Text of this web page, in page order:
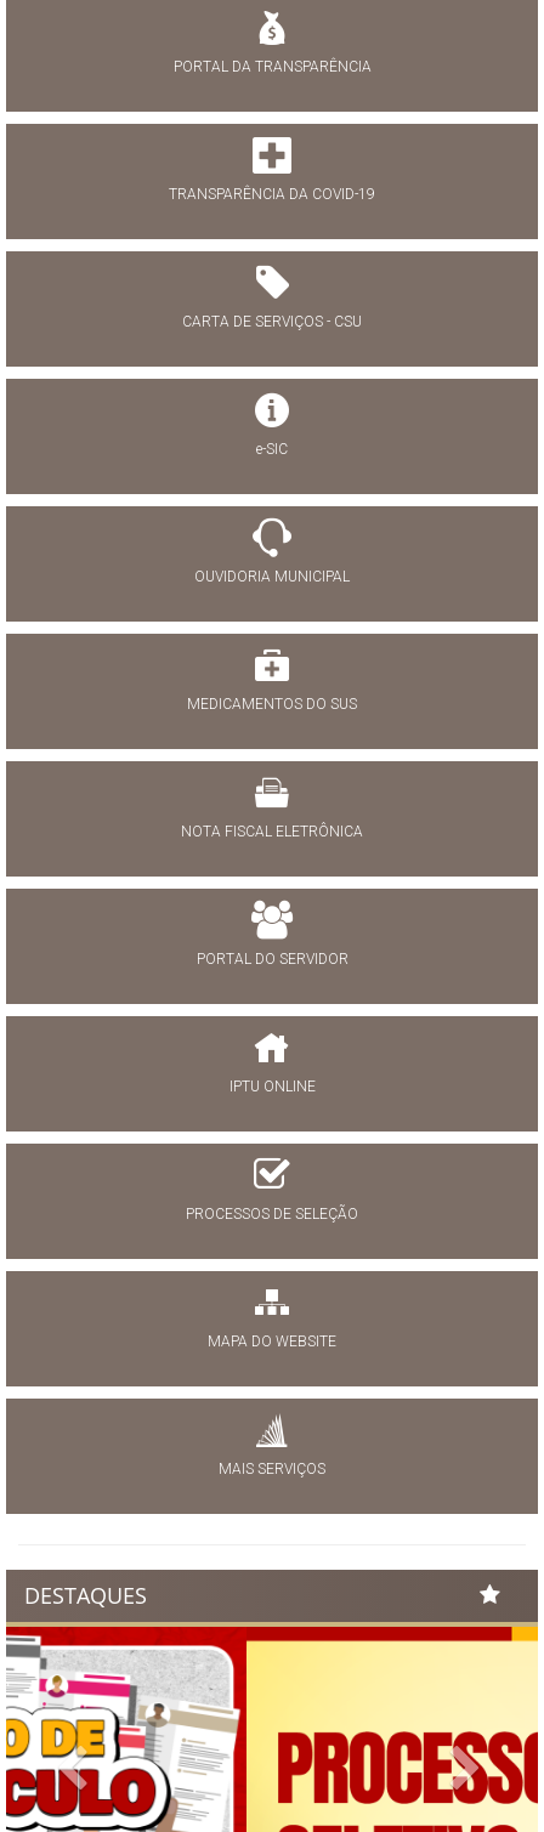
PORTAL DA TRANSPARÊNCIA
TRANSPARÊNCIA DA COVID-19
CARTA DE SERVIÇOS - CSU
e-SIC
OUVIDORIA MUNICIPAL
MEDICAMENTOS DO SUS
NOTA FISCAL ELETRÔNICA
PORTAL DO SERVIDOR
IPTU ONLINE
PROCESSOS DE SELEÇÃO
MAPA DO WEBSITE
MAIS SERVIÇOS
DESTAQUES